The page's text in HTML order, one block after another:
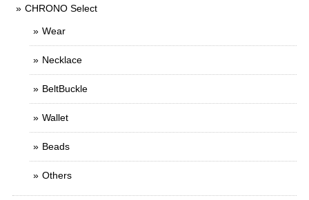
CHRONO Select
Wear
Necklace
BeltBuckle
Wallet
Beads
Others